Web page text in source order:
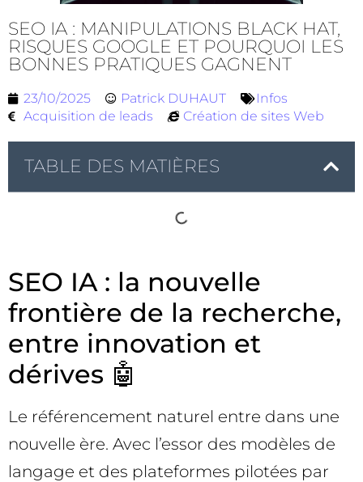
SEO IA : MANIPULATIONS BLACK HAT,
RISQUES GOOGLE ET POURQUOI LES
BONNES PRATIQUES GAGNENT
23/10/2025 Patrick DUHAUT
Infos
Acquisition de leads
Création de sites Web
TABLE DES MATIÈRES
SEO IA : la nouvelle
frontière de la recherche,
entre innovation et
dérives 🤖
Le référencement naturel entre dans une
nouvelle ère. Avec l’essor des modèles de
langage et des plateformes pilotées par